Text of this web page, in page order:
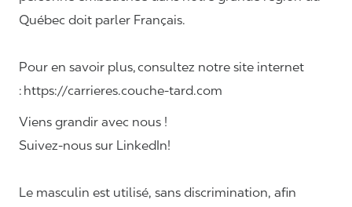
Québec doit parler Français.
Pour en savoir plus, consultez notre site internet
: https://carrieres.couche-tard.com
Viens grandir avec nous !
Suivez-nous sur LinkedIn!
Le masculin est utilisé, sans discrimination, afin